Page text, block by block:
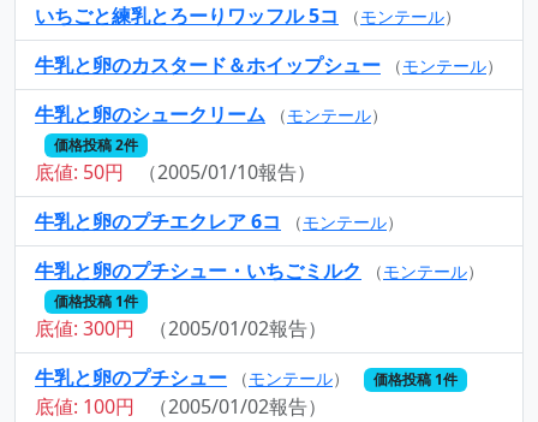
いちごと練乳とろーりワッフル 5コ
（モンテール）
牛乳と卵のカスタード＆ホイップシュー （モンテール）
牛乳と卵のシュークリーム （モンテール）
価格投稿 2件
底値: 50円
（2005/01/10報告）
牛乳と卵のプチエクレア 6コ
（モンテール）
牛乳と卵のプチシュー・いちごミルク （モンテール）
価格投稿 1件
底値: 300円
（2005/01/02報告）
牛乳と卵のプチシュー
（モンテール） 価格投稿 1件
底値: 100円
（2005/01/02報告）